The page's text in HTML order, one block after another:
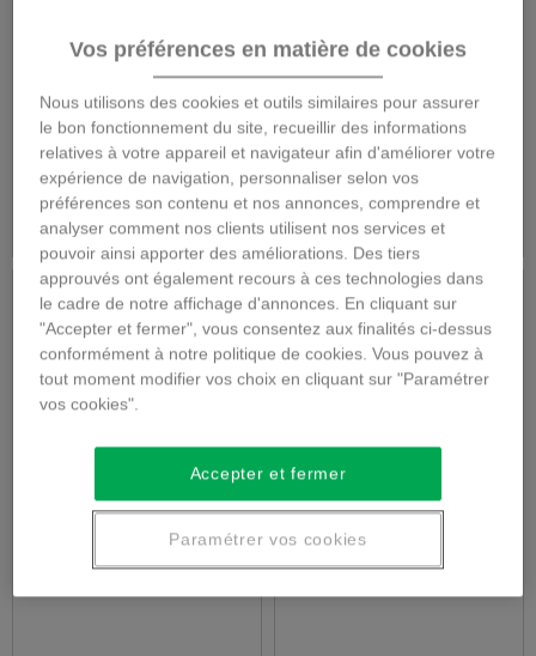
HAUTEUR
62,00 €
Détails
62,00 €
Détails
Assemblage de
fleurs en hauteur
Assemblage de
fleurs piquées
Vos préférences en matière de cookies
Nous utilisons des cookies et outils similaires pour assurer
le bon fonctionnement du site, recueillir des informations
relatives à votre appareil et navigateur afin d'améliorer votre
expérience de navigation, personnaliser selon vos
préférences son contenu et nos annonces, comprendre et
analyser comment nos clients utilisent nos services et
pouvoir ainsi apporter des améliorations. Des tiers
approuvés ont également recours à ces technologies dans
le cadre de notre affichage d'annonces. En cliquant sur
"Accepter et fermer", vous consentez aux finalités ci-dessus
conformément à notre politique de cookies. Vous pouvez à
tout moment modifier vos choix en cliquant sur "Paramétrer
vos cookies".
Accepter et fermer
Paramétrer vos cookies